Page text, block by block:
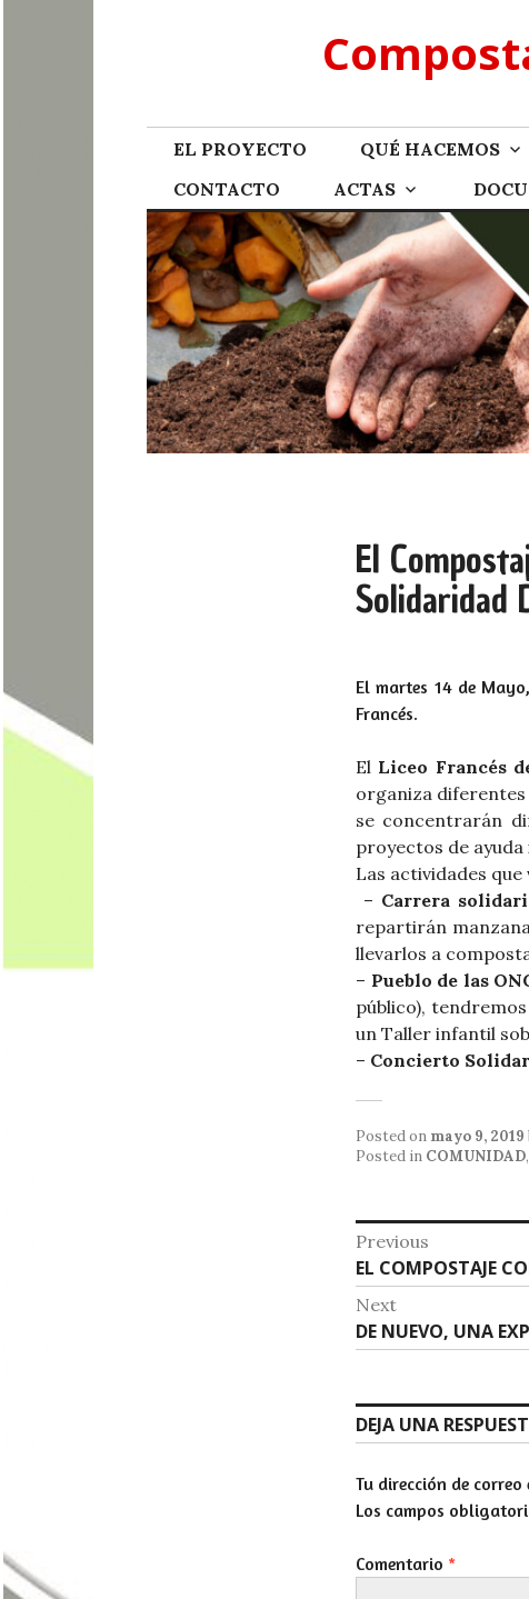
EL PROYECTO QUÉ HACEMOS
CONTACTO
ACTAS
El
Solidaridad
El martes 14 de
Francés.
El Liceo Francés
organiza
se concentrarán
proyectos de
Las actividades
– Carrera
repartirán
llevarlos a
– Pueblo de las
público),
un Taller infantil
– Concierto
Posted on mayo 9, 2019
Posted in COMUNIDAD,
de
entradas
Previous
Previous
post:
EL COMPOSTAJE
Next
Next
post:
DE NUEVO, UNA
DEJA UNA
Tu dirección de
Los campos
Comentario *